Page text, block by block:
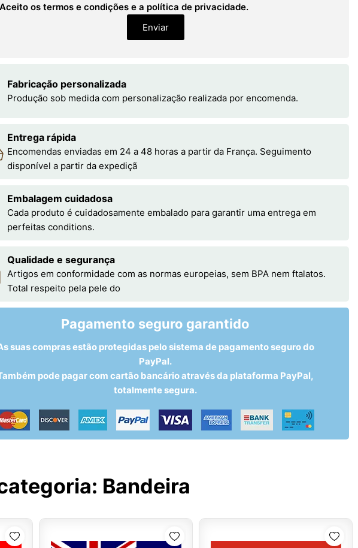
Aceito os termos e condições e a política de privacidade.
Enviar
Fabricação personalizada
Produção sob medida com personalização realizada por encomenda.
Entrega rápida
Encomendas enviadas em 24 a 48 horas a partir da França. Seguimento
disponível a partir da expediçã
Embalagem cuidadosa
Cada produto é cuidadosamente embalado para garantir uma entrega em
perfeitas conditions.
Qualidade e segurança
Artigos em conformidade com as normas europeias, sem BPA nem ftalatos.
Total respeito pela pele do
Pagamento seguro garantido
suas compras estão protegidas pelo sistema de pagamento seguro do
PayPal.
pode pagar com cartão bancário através da plataforma PayPal,
totalmente segura.
Bandeira